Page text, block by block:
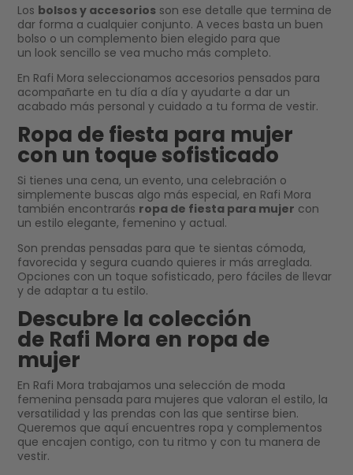
Los bolsos y accesorios son ese detalle que termina de
dar forma a cualquier conjunto. A veces basta un buen
bolso o un complemento bien elegido para que
un look sencillo se vea mucho más completo.
En Rafi Mora seleccionamos accesorios pensados para
acompañarte en tu día a día y ayudarte a dar un
acabado más personal y cuidado a tu forma de vestir.
Ropa de fiesta para mujer
con un toque sofisticado
Si tienes una cena, un evento, una celebración o
simplemente buscas algo más especial, en Rafi Mora
también encontrarás ropa de fiesta para mujer con
un estilo elegante, femenino y actual.
Son prendas pensadas para que te sientas cómoda,
favorecida y segura cuando quieres ir más arreglada.
Opciones con un toque sofisticado, pero fáciles de llevar
y de adaptar a tu estilo.
Descubre la colección
de Rafi Mora en ropa de
mujer
En Rafi Mora trabajamos una selección de moda
femenina pensada para mujeres que valoran el estilo, la
versatilidad y las prendas con las que sentirse bien.
Queremos que aquí encuentres ropa y complementos
que encajen contigo, con tu ritmo y con tu manera de
vestir.